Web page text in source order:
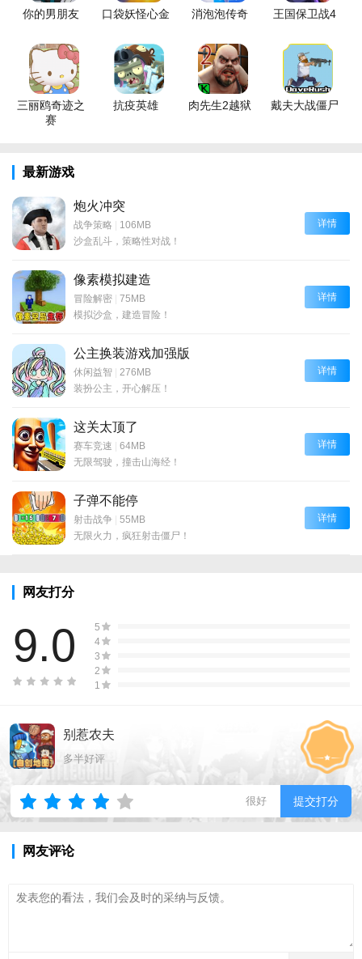
你的男朋友 口袋妖怪心金 消泡泡传奇 王国保卫战4
三丽鸥奇迹之
赛
抗疫英雄 肉先生2越狱 戴夫大战僵尸
最新游戏
炮火冲突
战争策略 | 106MB
沙盒乱斗，策略性对战！
详情
像素模拟建造
冒险解密 | 75MB
模拟沙盒，建造冒险！
详情
公主换装游戏加强版
休闲益智 | 276MB
装扮公主，开心解压！
详情
这关太顶了
赛车竞速 | 64MB
无限驾驶，撞击山海经！
详情
子弹不能停
射击战争 | 55MB
无限火力，疯狂射击僵尸！
详情
网友打分
9.0
5
4
3
2
1
别惹农夫
多半好评
很好 提交打分
网友评论